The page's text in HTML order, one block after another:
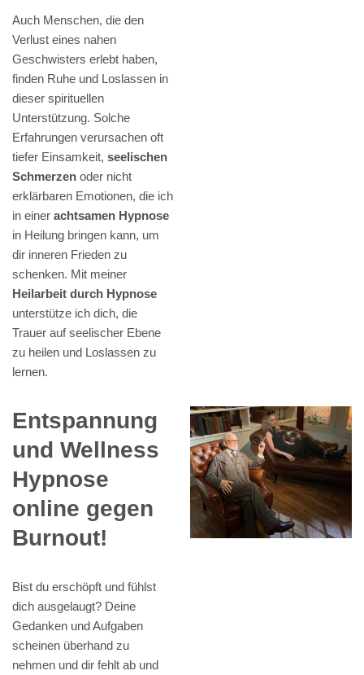
Auch Menschen, die den
Verlust eines nahen
Geschwisters erlebt haben,
finden Ruhe und Loslassen in
dieser spirituellen
Unterstützung. Solche
Erfahrungen verursachen oft
tiefer Einsamkeit, seelischen
Schmerzen oder nicht
erklärbaren Emotionen, die ich
in einer achtsamen Hypnose
in Heilung bringen kann, um
dir inneren Frieden zu
schenken. Mit meiner
Heilarbeit durch Hypnose
unterstütze ich dich, die
Trauer auf seelischer Ebene
zu heilen und Loslassen zu
lernen.
Entspannung
und Wellness
Hypnose
online gegen
Burnout!
Bist du erschöpft und fühlst
dich ausgelaugt? Deine
Gedanken und Aufgaben
scheinen überhand zu
nehmen und dir fehlt ab und